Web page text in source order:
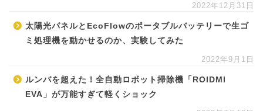
2022年12月31日
太陽光パネルとEcoFlowのポータブルバッテリーで生ゴ
ミ処理機を動かせるのか、実験してみた
2022年9月1日
ルンバを超えた！全自動ロボット掃除機「ROIDMI
EVA」が万能すぎて軽くショック